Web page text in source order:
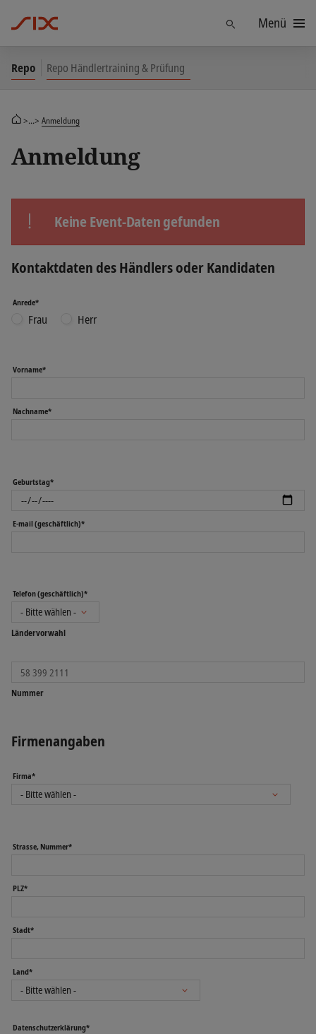
FindenMenü
Repo Repo Händlertraining & Prüfung
>...> Anmeldung
Anmeldung
Keine Event-Daten gefunden
Kontaktdaten des Händlers oder Kandidaten
Anrede*
Frau Herr
Vorname*
Nachname*
Geburtstag*
E-mail (geschäftlich)*
Telefon (geschäftlich)*
Ländervorwahl
Nummer
Firmenangaben
Firma*
Strasse, Nummer*
PLZ*
Stadt*
Land*
Datenschutzerklärung*